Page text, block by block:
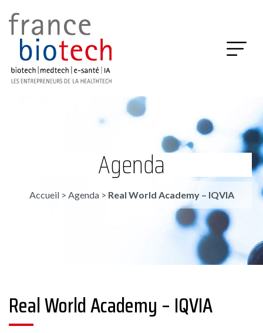
Agenda
Accueil> Agenda> Real World Academy – IQVIA
Real World Academy – IQVIA